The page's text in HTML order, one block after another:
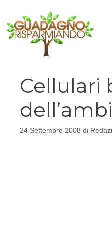
contenuto
Cellulari
24 Settembre 2008 di